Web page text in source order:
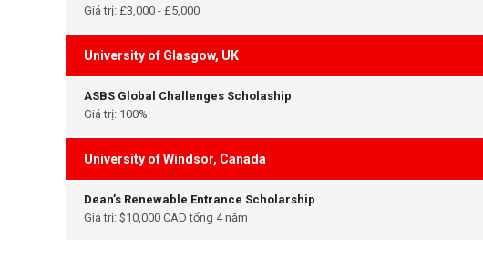
Giá trị: £3,000 - £5,000
University of Glasgow, UK
ASBS Global Challenges Scholaship
Giá trị: 100%
University of Windsor, Canada
Dean’s Renewable Entrance Scholarship
Giá trị: $10,000 CAD tổng 4 năm